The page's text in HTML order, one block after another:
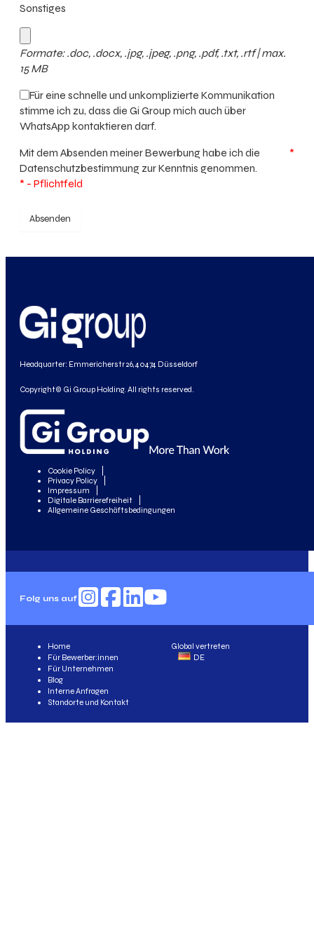
Sonstiges
Formate: .doc, .docx, .jpg, .jpeg, .png, .pdf, .txt, .rtf | max.
15 MB
Für eine schnelle und unkomplizierte Kommunikation
stimme ich zu, dass die Gi Group mich auch über
WhatsApp kontaktieren darf.
*
Mit dem Absenden meiner Bewerbung habe ich die
Datenschutzbestimmung zur Kenntnis genommen.
* - Pflichtfeld
Absenden
Headquarter: Emmericherstr 26, 40474 Düsseldorf
Copyright© Gi Group Holding. All rights reserved.
Cookie Policy
Privacy Policy
Impressum
Digitale Barrierefreiheit
Allgemeine Geschäftsbedingungen
Folg uns auf
Global vertreten
DE
Home
Für Bewerber:innen
Für Unternehmen
Blog
Interne Anfragen
Standorte und Kontakt